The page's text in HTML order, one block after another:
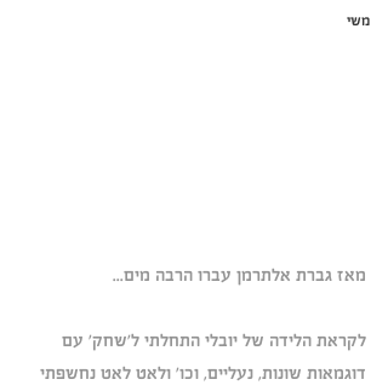
משי
מאז גברת אלתרמן עברו הרבה מים...
לקראת הלידה של יובלי התחלתי ל'שחק' עם
דוגמאות שונות, נעליים, וכו' ולאט לאט נחשפתי